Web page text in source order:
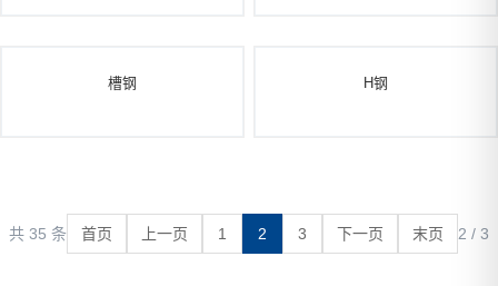
槽钢 H钢
共 35 条 首页 上一页 1 2 3 下一页 末页 2 / 3